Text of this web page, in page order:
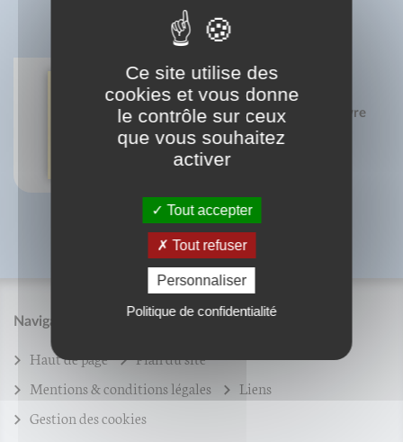
BIBLIOGRAPHIE
Le symbolisme dans le quart livre
de François Rabelais
Marie-Cécile Mouret
Navigation
Haut de page
Plan du site
Mentions & conditions légales
Liens
Gestion des cookies
Ce site utilise des
cookies et vous donne
le contrôle sur ceux
que vous souhaitez
activer
Tout accepter
Tout refuser
Personnaliser
Politique de confidentialité